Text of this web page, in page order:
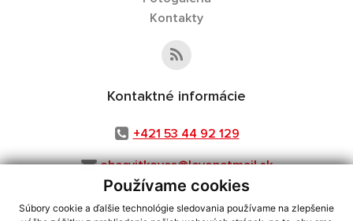
Používame cookies
Súbory cookie a ďalšie technológie sledovania používame na zlepšenie
Kontakty
Kontaktné informácie
+421 53 44 92 129
obecvitkovce@levonetmail.sk